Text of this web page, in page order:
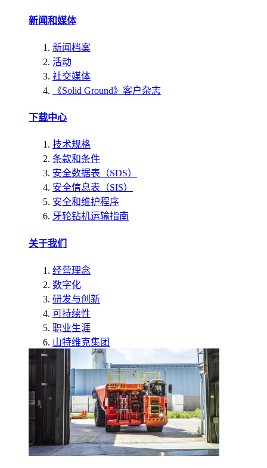
新闻和媒体
新闻档案
活动
社交媒体
《Solid Ground》客户杂志
下载中心
技术规格
条款和条件
安全数据表（SDS）
安全信息表（SIS）
安全和维护程序
牙轮钻机运输指南
关于我们
经营理念
数字化
研发与创新
可持续性
职业生涯
山特维克集团